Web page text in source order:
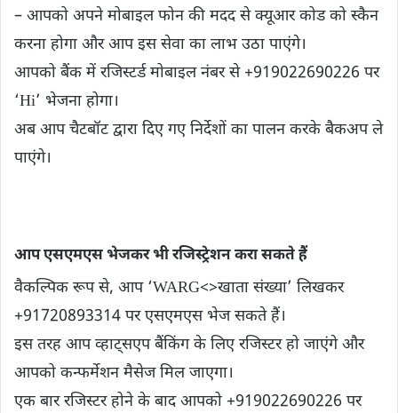
– आपको अपने मोबाइल फोन की मदद से क्यूआर कोड को स्कैन
करना होगा और आप इस सेवा का लाभ उठा पाएंगे।
आपको बैंक में रजिस्टर्ड मोबाइल नंबर से +919022690226 पर
‘Hi’ भेजना होगा।
अब आप चैटबॉट द्वारा दिए गए निर्देशों का पालन करके बैकअप ले
पाएंगे।
आप एसएमएस भेजकर भी रजिस्ट्रेशन करा सकते हैं
वैकल्पिक रूप से, आप ‘WARG<>खाता संख्या’ लिखकर
+91720893314 पर एसएमएस भेज सकते हैं।
इस तरह आप व्हाट्सएप बैंकिंग के लिए रजिस्टर हो जाएंगे और
आपको कन्फर्मेशन मैसेज मिल जाएगा।
एक बार रजिस्टर होने के बाद आपको +919022690226 पर